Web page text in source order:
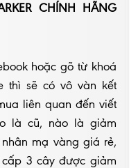
CHÍNH HÃNG
hoặc gõ từ khoá
thì sẽ có vô vàn kết
liên quan đến viết
là cũ, nào là giảm
mạ vàng giá rẻ,
3 cây được giảm